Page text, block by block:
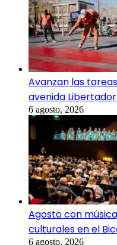
Avanzan las
avenida Libertador
6 agosto, 2026
Agosto con
culturales en el
6 agosto, 2026